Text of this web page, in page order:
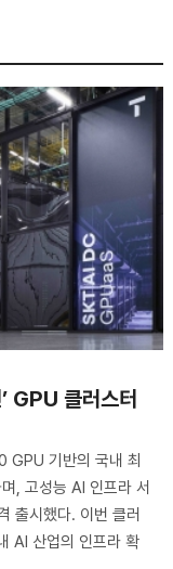
GPU 클러스터
GPU 기반의 국내 최
, 고성능 AI 인프라 서
시했다. 이번 클러
AI 산업의 인프라 확